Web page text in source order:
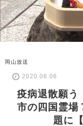
岡山放送
2020.08.06
疫病退散願う
市の四国霊場
題に